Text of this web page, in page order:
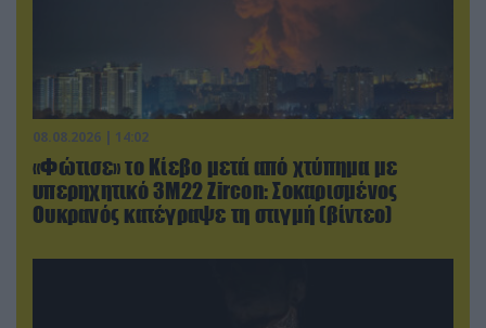
08.08.2026 | 14:02
«Φώτισε» το Κίεβο μετά από χτύπημα με
υπερηχητικό 3M22 Zircon: Σοκαρισμένος
Ουκρανός κατέγραψε τη στιγμή (βίντεο)